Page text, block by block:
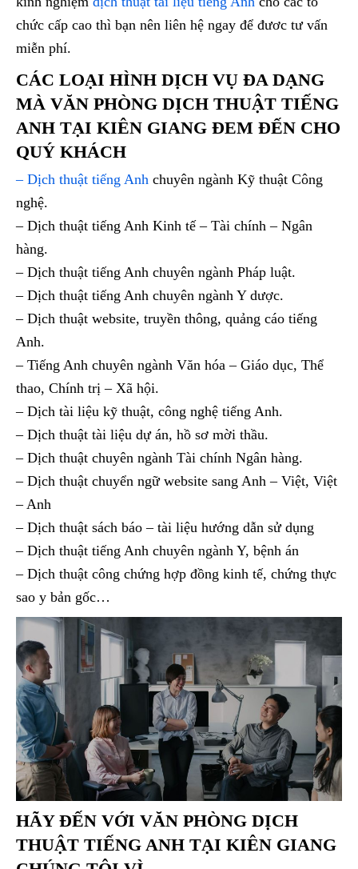
chức cấp cao thì bạn nên liên hệ ngay để đươc tư vấn
miễn phí.
CÁC LOẠI HÌNH DỊCH VỤ ĐA DẠNG
MÀ VĂN PHÒNG DỊCH THUẬT TIẾNG
ANH TẠI KIÊN GIANG ĐEM ĐẾN CHO
QUÝ KHÁCH
– Dịch thuật tiếng Anh chuyên ngành Kỹ thuật Công
nghệ.
– Dịch thuật tiếng Anh Kinh tế – Tài chính – Ngân
hàng.
– Dịch thuật tiếng Anh chuyên ngành Pháp luật.
– Dịch thuật tiếng Anh chuyên ngành Y dược.
– Dịch thuật website, truyền thông, quảng cáo tiếng
Anh.
– Tiếng Anh chuyên ngành Văn hóa – Giáo dục, Thể
thao, Chính trị – Xã hội.
– Dịch tài liệu kỹ thuật, công nghệ tiếng Anh.
– Dịch thuật tài liệu dự án, hồ sơ mời thầu.
– Dịch thuật chuyên ngành Tài chính Ngân hàng.
– Dịch thuật chuyển ngữ website sang Anh – Việt, Việt
– Anh
– Dịch thuật sách báo – tài liệu hướng dẫn sử dụng
– Dịch thuật tiếng Anh chuyên ngành Y, bệnh án
– Dịch thuật công chứng hợp đồng kinh tế, chứng thực
sao y bản gốc…
HÃY ĐẾN VỚI VĂN PHÒNG DỊCH
THUẬT TIẾNG ANH TẠI KIÊN GIANG